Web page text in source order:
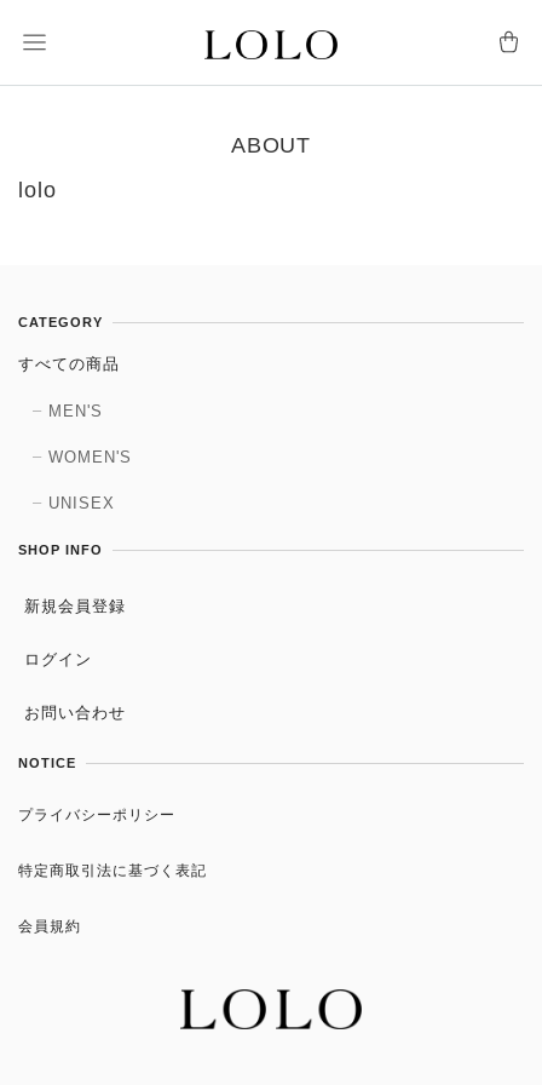
ABOUT
lolo
CATEGORY
すべての商品
MEN'S
WOMEN'S
UNISEX
SHOP INFO
新規会員登録
ログイン
お問い合わせ
NOTICE
プライバシーポリシー
特定商取引法に基づく表記
会員規約